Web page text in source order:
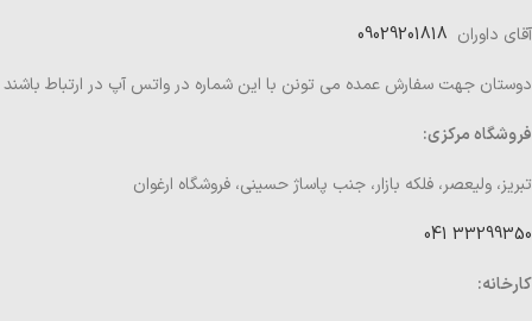
آقای داوران
دوستان جهت سفارش عمده می تونن با این شماره در واتس آپ در ارتباط باشند
فروشگاه مرکزی:
تبریز، ولیعصر، فلکه بازار، جنب پاساژ حسینی، فروشگاه ارغوان
33299350 041
کارخانه: